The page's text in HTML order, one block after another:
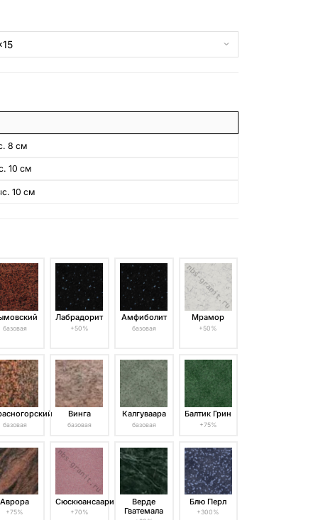
8 см
10 см
10 см
базовая
Лабрадорит
+50%
Амфиболит
базовая
Мрамор
+50%
базовая
Винга
базовая
Калгуваара
базовая
Балтик Грин
+75%
Аврора
+75%
Сюскюансаари
+70%
Верде
Гватемала
Блю Перл
+300%